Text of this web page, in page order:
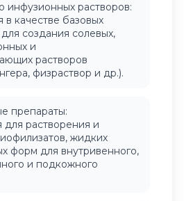
инфузионных растворов:
в качестве базовых
создания солевых,
и
растворов
физраствор и др.).
препараты:
растворения и
жидких
форм для внутривенного,
и подкожного